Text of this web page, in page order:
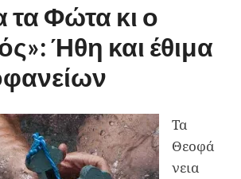
τα Φώτα κι ο
Ήθη και έθιμα
Τα
Θεοφά
νεια